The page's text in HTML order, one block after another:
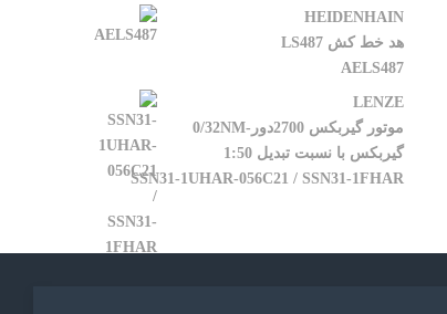
HEIDENHAIN
هد خط کش LS487
AELS487
LENZE
موتور گیربکس 2700دور-0/32NM
گیربکس با نسبت تبدیل 1:50
SSN31-1UHAR-056C21 / SSN31-1FHAR